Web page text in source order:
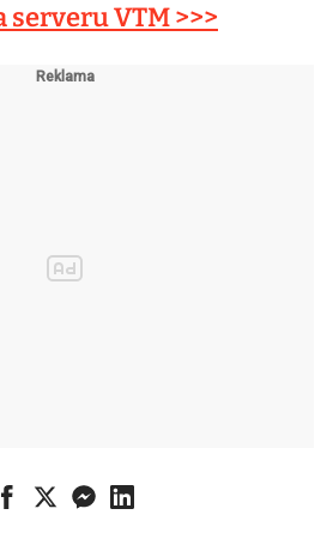
serveru VTM >>>